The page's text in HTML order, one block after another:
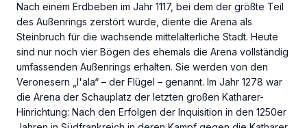
Nach einem Erdbeben im Jahr 1117, bei dem der größte Teil
des Außenrings zerstört wurde, diente die Arena als
Steinbruch für die wachsende mittelalterliche Stadt. Heute
sind nur noch vier Bögen des ehemals die Arena vollständig
umfassenden Außenrings erhalten. Sie werden von den
Veronesern „l'ala“ – der Flügel – genannt. Im Jahr 1278 war
die Arena der Schauplatz der letzten großen Katharer-
Hinrichtung: Nach den Erfolgen der Inquisition in den 1250er